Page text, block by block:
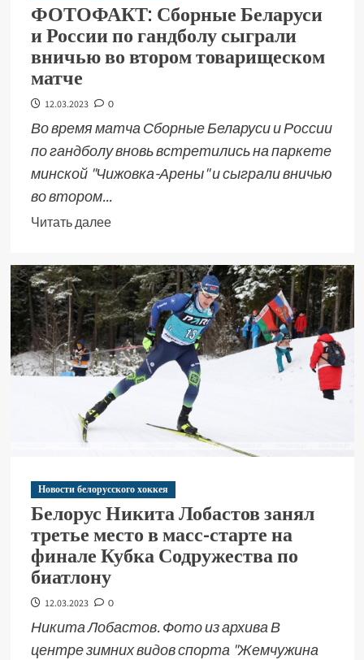
ФОТОФАКТ: Сборные Беларуси
и России по гандболу сыграли
вничью во втором товарищеском
матче
12.03.2023 0
Во время матча Сборные Беларуси и России
по гандболу вновь встретились на паркете
минской "Чижовка-Арены" и сыграли вничью
во втором...
Читать далее
Новости белорусского хоккея
Белорус Никита Лобастов занял
третье место в масс-старте на
финале Кубка Содружества по
биатлону
12.03.2023 0
Никита Лобастов. Фото из архива В
центре зимних видов спорта "Жемчужина